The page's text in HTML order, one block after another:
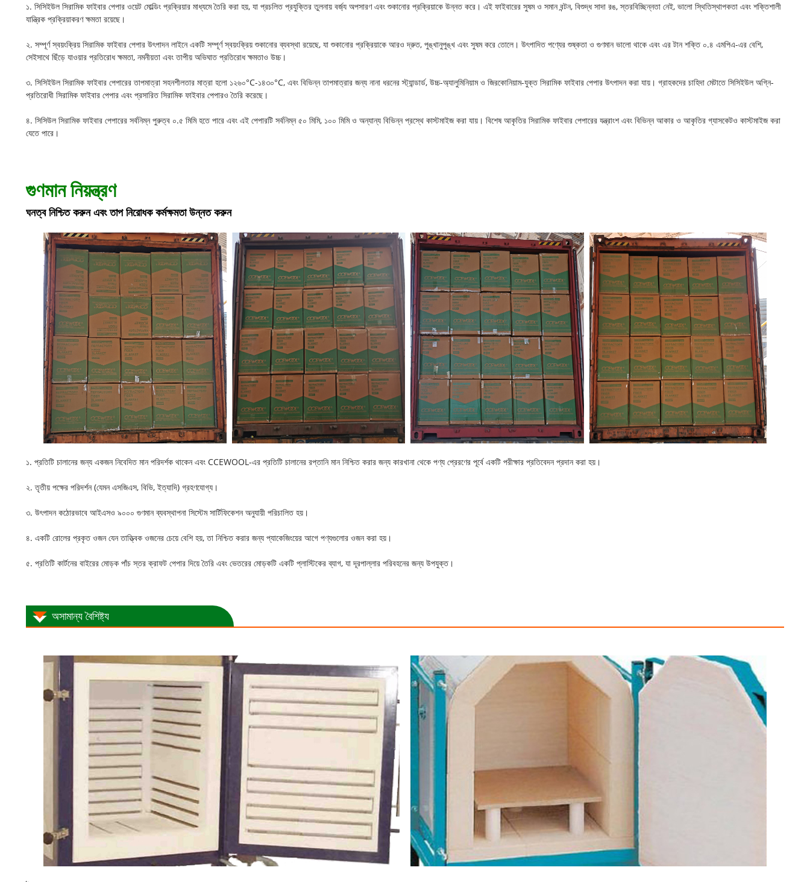
১. সিসিইউল সিরামিক ফাইবার পেপার ওয়েট মোল্ডিং প্রক্রিয়ার মাধ্যমে তৈরি করা হয়, যা প্রচলিত প্রযুক্তির তুলনায় বর্জ্য অপসারণ এবং শুকানোর প্রক্রিয়াকে উন্নত করে। এই ফাইবারের সুষম ও সমান বন্টন, বিশুদ্ধ সাদা রঙ, স্তরবিচ্ছিন্নতা নেই, ভালো স্থিতিস্থাপকতা এবং শক্তিশালী
যান্ত্রিক প্রক্রিয়াকরণ ক্ষমতা রয়েছে।
২. সম্পূর্ণ স্বয়ংক্রিয় সিরামিক ফাইবার পেপার উৎপাদন লাইনে একটি সম্পূর্ণ স্বয়ংক্রিয় শুকানোর ব্যবস্থা রয়েছে, যা শুকানোর প্রক্রিয়াকে আরও দ্রুত, পুঙ্খানুপুঙ্খ এবং সুষম করে তোলে। উৎপাদিত পণ্যের শুষ্কতা ও গুণমান ভালো থাকে এবং এর টান শক্তি ০.৪ এমপিএ-এর বেশি,
সেইসাথে ছিঁড়ে যাওয়ার প্রতিরোধ ক্ষমতা, নমনীয়তা এবং তাপীয় অভিঘাত প্রতিরোধ ক্ষমতাও উচ্চ।
৩. সিসিইউল সিরামিক ফাইবার পেপারের তাপমাত্রা সহনশীলতার মাত্রা হলো ১২৬০°C-১৪৩০°C, এবং বিভিন্ন তাপমাত্রার জন্য নানা ধরনের স্ট্যান্ডার্ড, উচ্চ-অ্যালুমিনিয়াম ও জিরকোনিয়াম-যুক্ত সিরামিক ফাইবার পেপার উৎপাদন করা যায়। গ্রাহকদের চাহিদা মেটাতে সিসিইউল অগ্নি-
প্রতিরোধী সিরামিক ফাইবার পেপার এবং প্রসারিত সিরামিক ফাইবার পেপারও তৈরি করেছে।
৪. সিসিউল সিরামিক ফাইবার পেপারের সর্বনিম্ন পুরুত্ব ০.৫ মিমি হতে পারে এবং এই পেপারটি সর্বনিম্ন ৫০ মিমি, ১০০ মিমি ও অন্যান্য বিভিন্ন প্রস্থে কাস্টমাইজ করা যায়। বিশেষ আকৃতির সিরামিক ফাইবার পেপারের যন্ত্রাংশ এবং বিভিন্ন আকার ও আকৃতির গ্যাসকেটও কাস্টমাইজ করা
যেতে পারে।
গুণমান নিয়ন্ত্রণ
ঘনত্ব নিশ্চিত করুন এবং তাপ নিরোধক কর্মক্ষমতা উন্নত করুন
১. প্রতিটি চালানের জন্য একজন নিবেদিত মান পরিদর্শক থাকেন এবং CCEWOOL-এর প্রতিটি চালানের রপ্তানি মান নিশ্চিত করার জন্য কারখানা থেকে পণ্য প্রেরণের পূর্বে একটি পরীক্ষার প্রতিবেদন প্রদান করা হয়।
২. তৃতীয় পক্ষের পরিদর্শন (যেমন এসজিএস, বিভি, ইত্যাদি) গ্রহণযোগ্য।
৩. উৎপাদন কঠোরভাবে আইএসও ৯০০০ গুণমান ব্যবস্থাপনা সিস্টেম সার্টিফিকেশন অনুযায়ী পরিচালিত হয়।
৪. একটি রোলের প্রকৃত ওজন যেন তাত্ত্বিক ওজনের চেয়ে বেশি হয়, তা নিশ্চিত করার জন্য প্যাকেজিংয়ের আগে পণ্যগুলোর ওজন করা হয়।
৫. প্রতিটি কার্টনের বাইরের মোড়ক পাঁচ স্তর ক্রাফট পেপার দিয়ে তৈরি এবং ভেতরের মোড়কটি একটি প্লাস্টিকের ব্যাগ, যা দূরপাল্লার পরিবহনের জন্য উপযুক্ত।
অসামান্য বৈশিষ্ট্য